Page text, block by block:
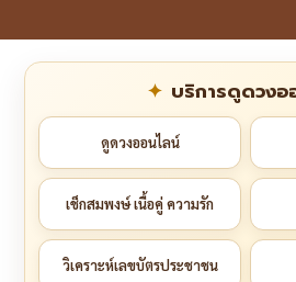
บริการดูดวงอ
ดูดวงออนไลน์
เช็กสมพงษ์ เนื้อคู่ ความรัก
วิเคราะห์เลขบัตรประชาชน